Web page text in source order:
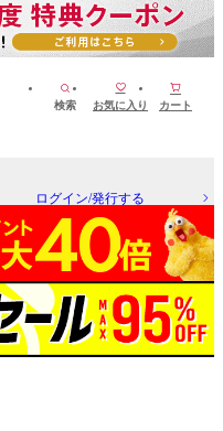
検索 お気に入り カート
ログイン/発行する